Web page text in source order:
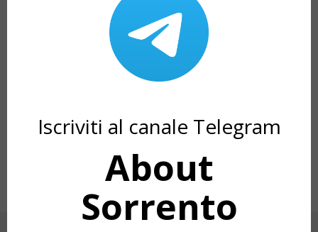
TORQUATO TASSO: SORRENTO’S
Iscriviti al canale Telegram
About
Sorrento